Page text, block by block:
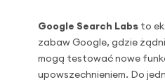
Google Search Labs to
zabaw Google, gdzie
mogą testować nowe
upowszechnieniem. Do